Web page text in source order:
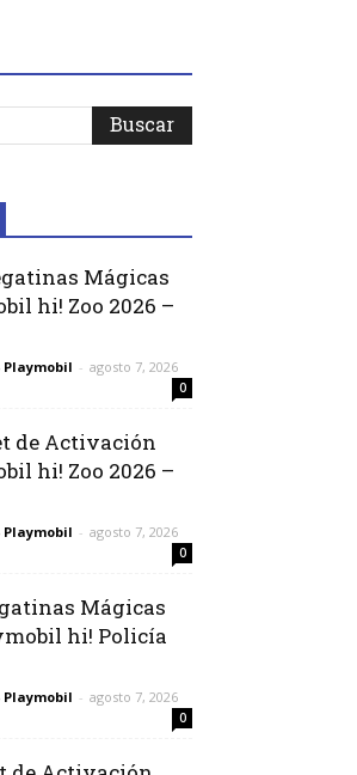
Mágicas
hi! Zoo 2026 –
Playmobil - agosto 7, 2026
0
de Activación
hi! Zoo 2026 –
Playmobil - agosto 7, 2026
0
Mágicas
hi! Policía
Playmobil - agosto 7, 2026
0